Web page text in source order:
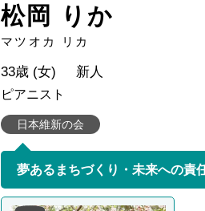
松岡 りか
マツオカ リカ
日本維新の会
33歳 (女) 新人
ピアニスト